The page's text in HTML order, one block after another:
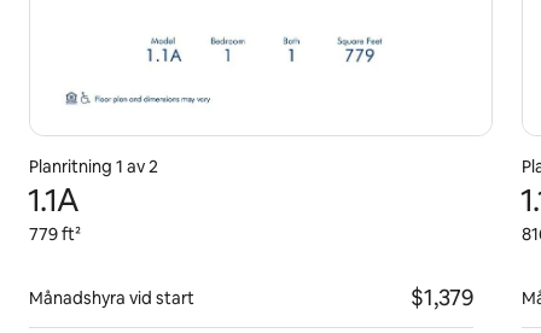
Planritning 1 av 2
1.1A
779 ft²
Månadshyra vid start $1,379